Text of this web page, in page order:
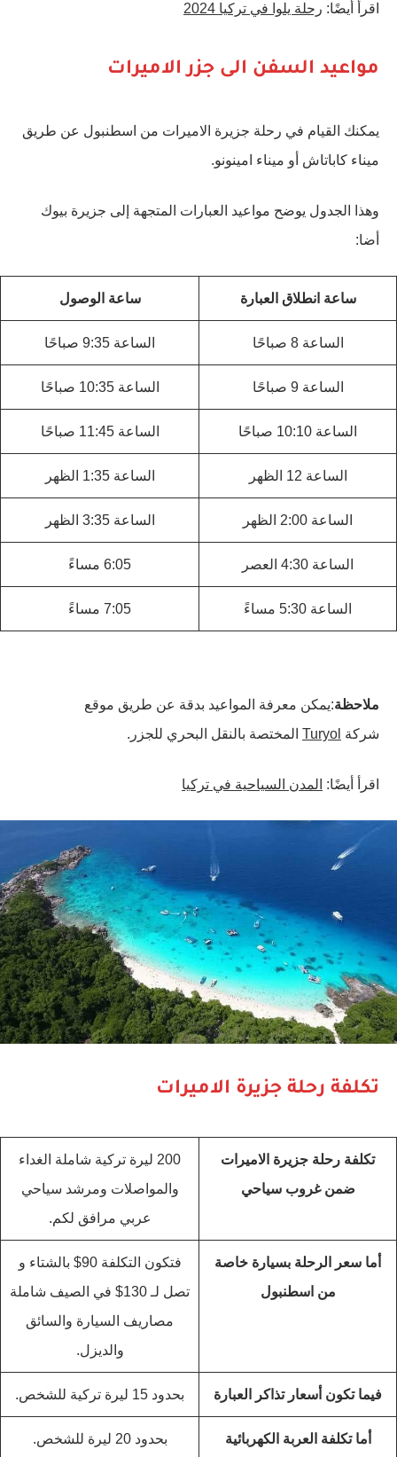
اقرأ أيضًا: رحلة يلوا في تركيا 2024
مواعيد السفن الى جزر الاميرات
يمكنك القيام في رحلة جزيرة الاميرات من اسطنبول عن طريق
ميناء كاباتاش أو ميناء امينونو.
وهذا الجدول يوضح مواعيد العبارات المتجهة إلى جزيرة بيوك
أضا:
ساعة انطلاق العبارة ساعة الوصول
الساعة 8 صباحًا الساعة 9:35 صباحًا
الساعة 9 صباحًا الساعة 10:35 صباحًا
الساعة 10:10 صباحًا الساعة 11:45 صباحًا
الساعة 12 الظهر الساعة 1:35 الظهر
الساعة 2:00 الظهر الساعة 3:35 الظهر
الساعة 4:30 العصر 6:05 مساءً
الساعة 5:30 مساءً 7:05 مساءً
ملاحظة:يمكن معرفة المواعيد بدقة عن طريق موقع
شركة Turyol المختصة بالنقل البحري للجزر.
اقرأ أيضًا: المدن السياحية في تركيا
تكلفة رحلة جزيرة الاميرات
تكلفة رحلة جزيرة الاميرات
ضمن غروب سياحي
200 ليرة تركية شاملة الغداء
والمواصلات ومرشد سياحي
عربي مرافق لكم.
أما سعر الرحلة بسيارة خاصة
من اسطنبول
فتكون التكلفة 90$ بالشتاء و
تصل لـ 130$ في الصيف شاملة
مصاريف السيارة والسائق
والديزل.
فيما تكون أسعار تذاكر العبارة بحدود 15 ليرة تركية للشخص.
أما تكلفة العربة الكهربائية بحدود 20 ليرة للشخص.